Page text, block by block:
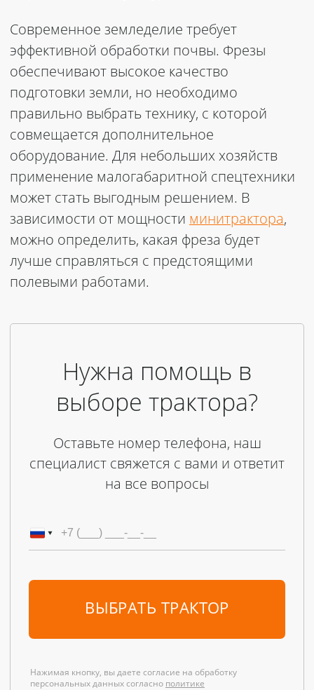
Современное земледелие требует
эффективной обработки почвы. Фрезы
обеспечивают высокое качество
подготовки земли, но необходимо
правильно выбрать технику, с которой
совмещается дополнительное
оборудование. Для небольших хозяйств
применение малогабаритной спецтехники
может стать выгодным решением. В
зависимости от мощности минитрактора,
можно определить, какая фреза будет
лучше справляться с предстоящими
полевыми работами.
Нужна помощь в
выборе трактора?
Оставьте номер телефона, наш
специалист свяжется с вами и ответит
на все вопросы
ВЫБРАТЬ ТРАКТОР
Нажимая кнопку, вы даете согласие на обработку
персональных данных согласно политике